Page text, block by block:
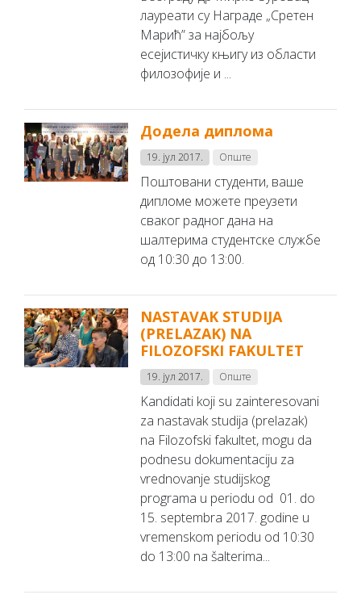
лауреати су Награде „Сретен
Марић” за најбољу
есејистичку књигу из области
филозофије и ...
Додела диплома
19. јул 2017. Опште
Поштовани студенти, ваше
дипломе можете преузети
сваког радног дана на
шалтерима студентске службе
од 10:30 до 13:00.
NASTAVAK STUDIJA
(PRELAZAK) NA
FILOZOFSKI FAKULTET
19. јул 2017. Опште
Kandidati koji su zainteresovani
za nastavak studija (prelazak)
na Filozofski fakultet, mogu da
podnesu dokumentaciju za
vrednovanje studijskog
programa u periodu od 01. do
15. septembra 2017. godine u
vremenskom periodu od 10:30
do 13:00 na šalterima...